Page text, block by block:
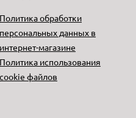
Политика обработки
персональных данных в
интернет-магазине
Политика использования
cookie файлов